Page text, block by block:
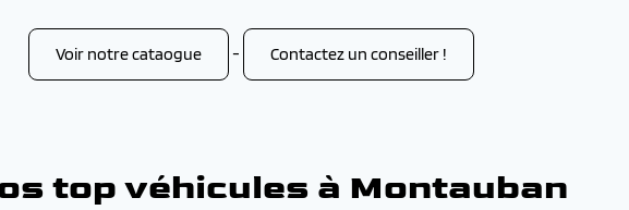
Voir notre cataogue - Contactez un conseiller !
top véhicules à Montauban